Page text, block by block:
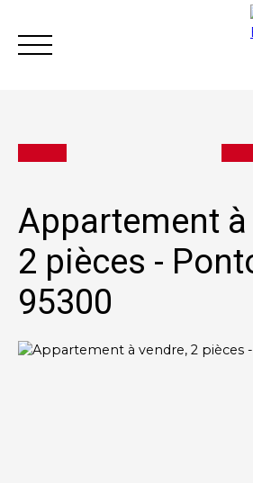
Achat Vente
Appartement à
2 pièces -
95300